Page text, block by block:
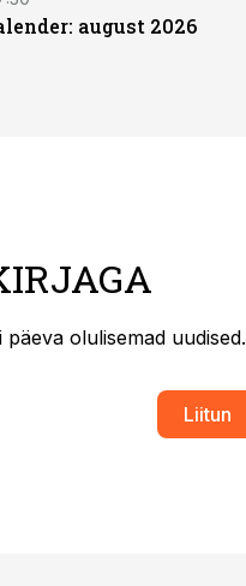
august 2026
olulisemad uudised.
Liitun